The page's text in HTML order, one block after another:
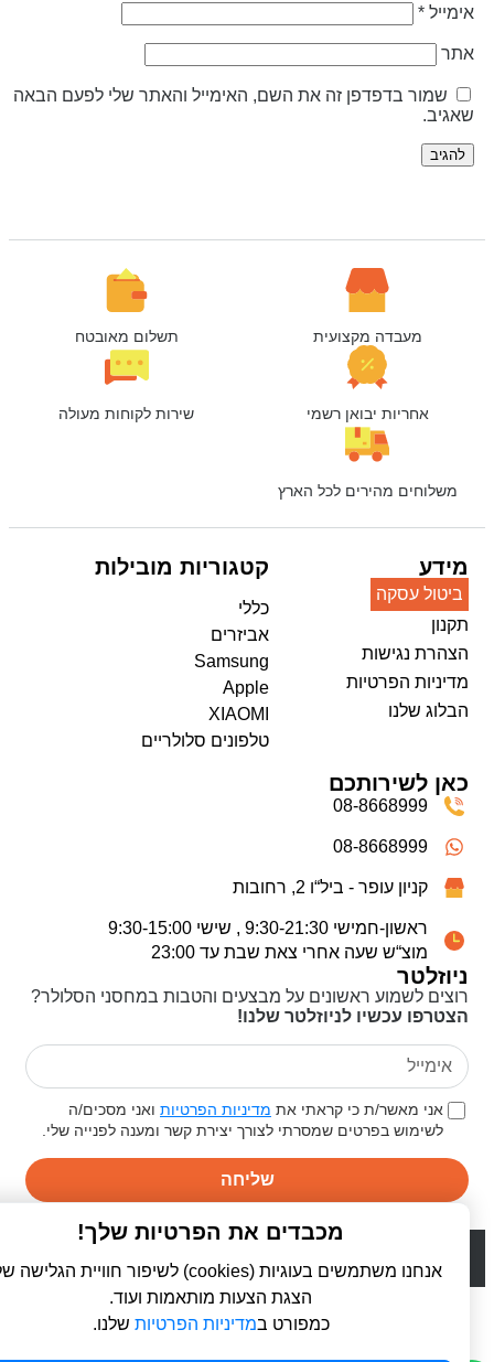
*
שמור בדפדפן זה את השם, האימייל והאתר שלי לפעם הבאה
מעבדה מקצועית תשלום מאובטח
אחריות יבואן רשמי שירות לקוחות מעולה
משלוחים מהירים לכל הארץ
ניוזלטר
רוצים לשמוע ראשונים על מבצעים והטבות במחסני הסלולר?
הצטרפו עכשיו לניוזלטר שלנו!
אני מאשר/ת כי קראתי אתמדיניות הפרטיותואני מסכים/ה
לשימוש בפרטים שמסרתי לצורך יצירת קשר ומענה לפנייה שלי.
שליחה
מידע
ביטול עסקה
תקנון
הצהרת נגישות
מדיניות הפרטיות
הבלוג שלנו
קטגוריות מובילות
כללי
אביזרים
Samsung
Apple
XIAOMI
טלפונים סלולריים
כאן לשירותכם
08-8668999
08-8668999
קניון עופר - ביל“ו 2, רחובות
ראשון-חמישי 9:30-21:30 , שישי 9:30-15:00
מוצ“ש שעה אחרי צאת שבת עד 23:00
WebDigital | וובדיגיטל - עיצוב ובניית אתרים
מכבדים את הפרטיות שלך!
אנחנו משתמשים בעוגיות (cookies) לשיפור חוויית הגלישה שלך,
הצגת הצעות מותאמות ועוד.
כמפורט במדיניות הפרטיותשלנו.